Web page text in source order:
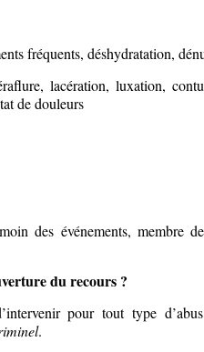
fréquents, déshydratation,
lacération, luxation,
de douleurs
des événements, membre
du recours ?
pour tout type
.